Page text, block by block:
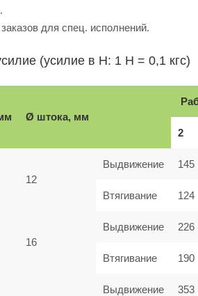
для спец. исполнений.
(усилие в Н: 1 Н = 0,1 кгс)
Ø штока, мм
2
12
Выдвижение 145
Втягивание 124
16
Выдвижение 226
Втягивание 190
Выдвижение